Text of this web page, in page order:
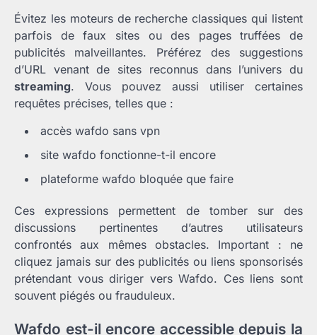
Évitez les moteurs de recherche classiques qui listent
parfois de faux sites ou des pages truffées de
publicités malveillantes. Préférez des suggestions
d’URL venant de sites reconnus dans l’univers du
streaming. Vous pouvez aussi utiliser certaines
requêtes précises, telles que :
accès wafdo sans vpn
site wafdo fonctionne-t-il encore
plateforme wafdo bloquée que faire
Ces expressions permettent de tomber sur des
discussions pertinentes d’autres utilisateurs
confrontés aux mêmes obstacles. Important : ne
cliquez jamais sur des publicités ou liens sponsorisés
prétendant vous diriger vers Wafdo. Ces liens sont
souvent piégés ou frauduleux.
Wafdo est-il encore accessible depuis la